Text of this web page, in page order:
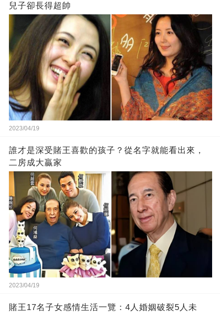
兒子卻長得超帥
2023/04/19
誰才是深受賭王喜歡的孩子？從名字就能看出來，
二房成大贏家
2023/04/19
賭王17名子女感情生活一覽：4人婚姻破裂5人未